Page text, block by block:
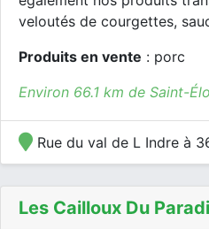
veloutés de courgettes,
Produits en vente : porc
Environ 66.1 km de Saint-
Rue du val de L Indre à
Les Cailloux Du